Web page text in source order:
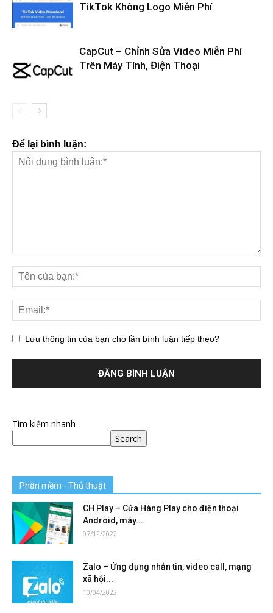
TikTok Không Logo Miễn Phí
CapCut – Chỉnh Sửa Video Miễn Phí
Trên Máy Tính, Điện Thoại
Để lại bình luận:
Lưu thông tin của bạn cho lần bình luận tiếp theo?
Tìm kiếm nhanh
Search
Phần mềm - Thủ thuật
CH Play – Cửa Hàng Play cho điện thoại
Android, máy...
07/12/2022
Zalo – Ứng dụng nhắn tin, video call, mạng
xã hội...
10/04/2022